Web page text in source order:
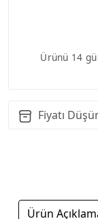
Ürünü 14
Fiyatı
Ürün